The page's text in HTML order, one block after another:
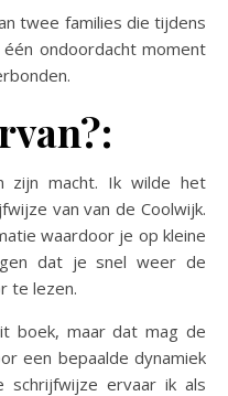
twee families die tijdens
ondoordacht moment
zijn macht. Ik wilde het
van van de Coolwijk.
waardoor je op kleine
dat je snel weer de
te lezen.
boek, maar dat mag de
een bepaalde dynamiek
ervaar ik als